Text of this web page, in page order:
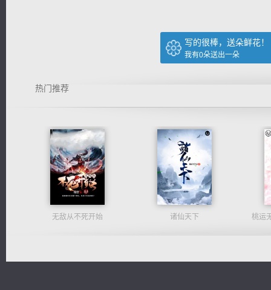
写的很棒，送朵鲜花！
我有0朵送出一朵
热门推荐
无敌从不死开始 诸仙天下 桃运